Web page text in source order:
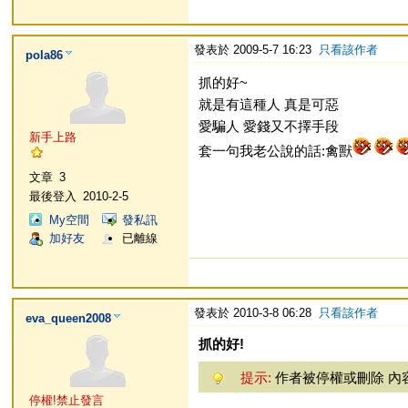
pola86
新手上路
文章 3
最後登入
2010-2-5
My空間
發私訊
加好友
已離線
發表於 2009-5-7 16:23 只看該作者
抓的好~
就是有這種人 真是可惡
愛騙人 愛錢又不擇手段
套一句我老公說的話:禽獸
eva_queen2008
停權!禁止發言
發表於 2010-3-8 06:28 只看該作者
抓的好!
提示:作者被停權或刪除 內